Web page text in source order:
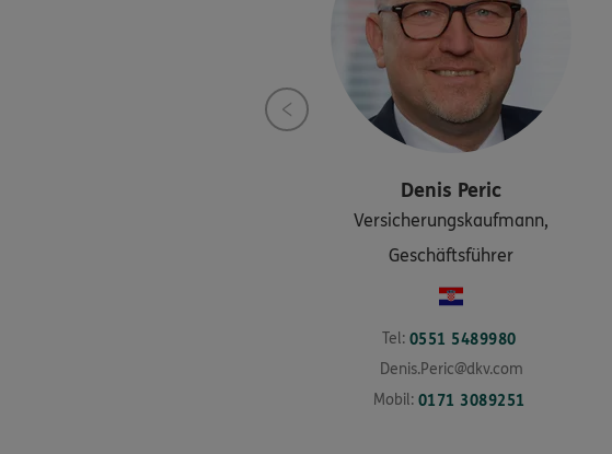
Denis Peric
Versicherungskaufmann,
Geschäftsführer
Tel: 0551 5489980
Denis.Peric@dkv.com
Mobil: 0171 3089251